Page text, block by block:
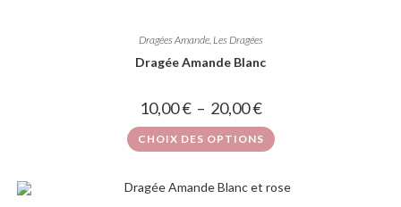
Dragées Amande,Les Dragées
Dragée Amande Blanc
10,00€ – 20,00€
CHOIX DES OPTIONS